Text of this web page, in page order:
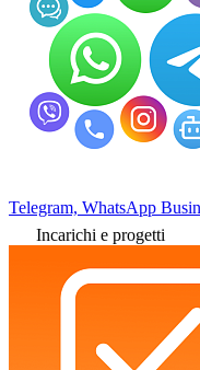
Telegram, WhatsApp
Incarichi e progetti